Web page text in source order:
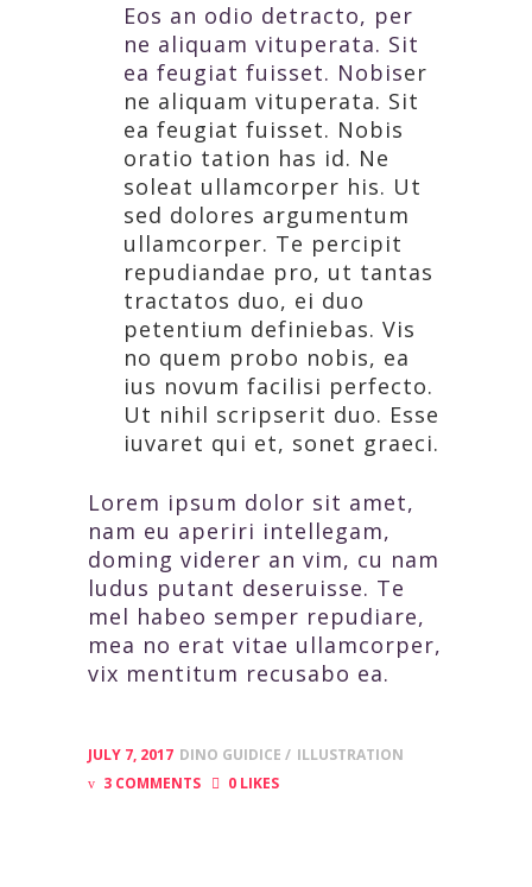
Eos an odio detracto, per
ne aliquam vituperata. Sit
ea feugiat fuisset. Nobiser
ne aliquam vituperata. Sit
ea feugiat fuisset. Nobis
oratio tation has id. Ne
soleat ullamcorper his. Ut
sed dolores argumentum
ullamcorper. Te percipit
repudiandae pro, ut tantas
tractatos duo, ei duo
petentium definiebas. Vis
no quem probo nobis, ea
ius novum facilisi perfecto.
Ut nihil scripserit duo. Esse
iuvaret qui et, sonet graeci.
Lorem ipsum dolor sit amet,
nam eu aperiri intellegam,
doming viderer an vim, cu nam
ludus putant deseruisse. Te
mel habeo semper repudiare,
mea no erat vitae ullamcorper,
vix mentitum recusabo ea.
JULY 7, 2017 DINO GUIDICE
ILLUSTRATION
3 COMMENTS
0 LIKES